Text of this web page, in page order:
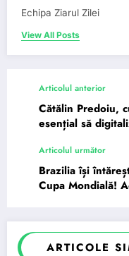
Echipa Ziarul Zilei
View All Posts
Articolul anterior
Cătălin Predoiu,
esențial să
Articolul următor
Brazilia își
Cupa Mondială!
ARTICOLE